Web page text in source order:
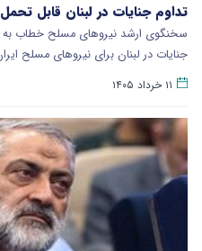
تداوم جنایات در لبنان قابل
سخنگوی ارشد نیروهای مسلح خطاب به
جنایات در لبنان برای نیروهای مسلح
۱۱ خرداد ۱۴۰۵